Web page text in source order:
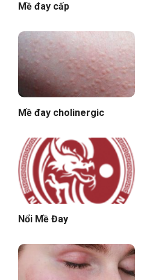
Mề đay cấp
Mề đay cholinergic
Nổi Mề Đay